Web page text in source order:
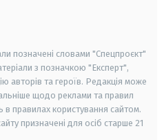
позначені словами "Спецпроєкт"
з позначкою "Експерт",
авторів та героїв. Редакція може
щодо реклами та правил
правилах користування сайтом.
призначені для осіб старше 21